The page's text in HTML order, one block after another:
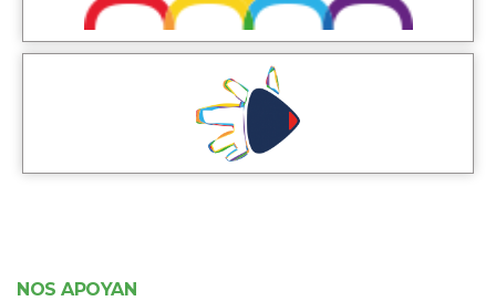
NOS APOYAN